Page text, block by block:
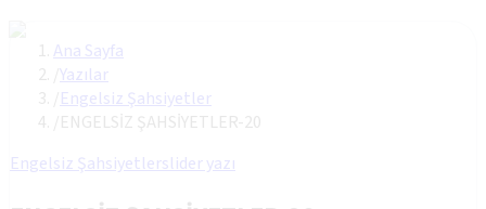
Ana Sayfa
Yazılar
Engelsiz Şahsiyetler
ENGELSİZ ŞAHSİYETLER-20
Engelsiz Şahsiyetlerslider yazı